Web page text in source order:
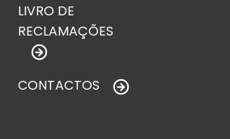
LIVRO DE
RECLAMAÇÕES
CONTACTOS